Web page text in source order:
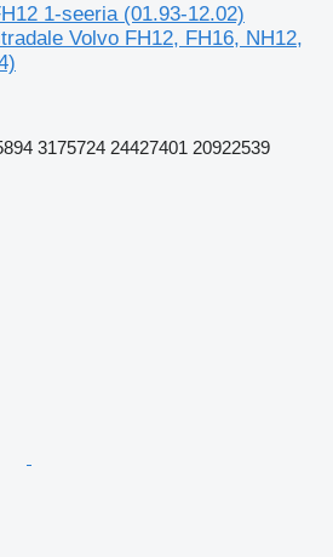
1-seeria (01.93-12.02)
Volvo FH12, FH16, NH12,
3175724 24427401 20922539